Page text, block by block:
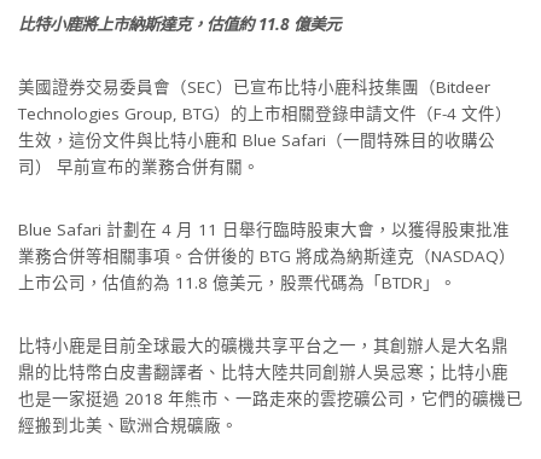
比特小鹿將上市納斯達克，估值約 11.8 億美元
美國證券交易委員會（SEC）已宣布比特小鹿科技集團（Bitdeer
Technologies Group, BTG）的上市相關登錄申請文件（F-4 文件）
生效，這份文件與比特小鹿和 Blue Safari（一間特殊目的收購公
司） 早前宣布的業務合併有關。
Blue Safari 計劃在 4 月 11 日舉行臨時股東大會，以獲得股東批准
業務合併等相關事項。合併後的 BTG 將成為納斯達克（NASDAQ）
上市公司，估值約為 11.8 億美元，股票代碼為「BTDR」。
比特小鹿是目前全球最大的礦機共享平台之一，其創辦人是大名鼎
鼎的比特幣白皮書翻譯者、比特大陸共同創辦人吳忌寒；比特小鹿
也是一家挺過 2018 年熊市、一路走來的雲挖礦公司，它們的礦機已
經搬到北美、歐洲合規礦廠。